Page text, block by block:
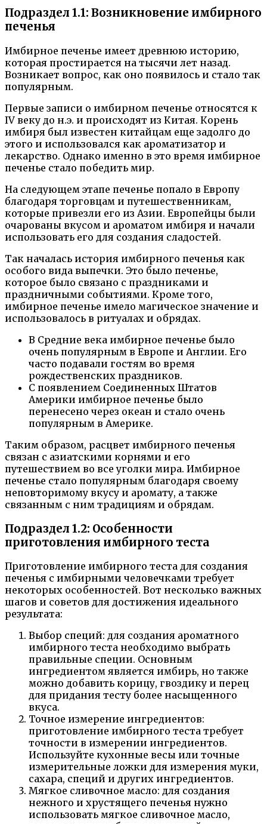
Подраздел 1.1: Возникновение имбирного
печенья
Имбирное печенье имеет древнюю историю,
которая простирается на тысячи лет назад.
Возникает вопрос, как оно появилось и стало так
популярным.
Первые записи о имбирном печенье относятся к
IV веку до н.э. и происходят из Китая. Корень
имбиря был известен китайцам еще задолго до
этого и использовался как ароматизатор и
лекарство. Однако именно в это время имбирное
печенье стало победить мир.
На следующем этапе печенье попало в Европу
благодаря торговцам и путешественникам,
которые привезли его из Азии. Европейцы были
очарованы вкусом и ароматом имбиря и начали
использовать его для создания сладостей.
Так началась история имбирного печенья как
особого вида выпечки. Это было печенье,
которое было связано с праздниками и
праздничными событиями. Кроме того,
имбирное печенье имело магическое значение и
использовалось в ритуалах и обрядах.
В Средние века имбирное печенье было
очень популярным в Европе и Англии. Его
часто подавали гостям во время
рождественских праздников.
С появлением Соединенных Штатов
Америки имбирное печенье было
перенесено через океан и стало очень
популярным в Америке.
Таким образом, расцвет имбирного печенья
связан с азиатскими корнями и его
путешествием во все уголки мира. Имбирное
печенье стало популярным благодаря своему
неповторимому вкусу и аромату, а также
связанным с ним традициям и обрядам.
Подраздел 1.2: Особенности
приготовления имбирного теста
Приготовление имбирного теста для создания
печенья с имбирными человечками требует
некоторых особенностей. Вот несколько важных
шагов и советов для достижения идеального
результата:
Выбор специй: для создания ароматного
имбирного теста необходимо выбрать
правильные специи. Основным
ингредиентом является имбирь, но также
можно добавить корицу, гвоздику и перец
для придания тесту более насыщенного
вкуса.
Точное измерение ингредиентов:
приготовление имбирного теста требует
точности в измерении ингредиентов.
Используйте кухонные весы или точные
измерительные ложки для измерения муки,
сахара, специй и других ингредиентов.
Мягкое сливочное масло: для создания
нежного и хрустящего печенья нужно
использовать мягкое сливочное масло,